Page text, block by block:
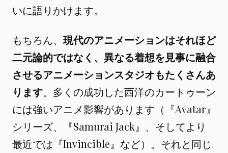
いに語りかけます。
もちろん、 現代のアニメーションはそれほど
二元論的ではなく、異なる着想を見事に融合
させるアニメーションスタジオもたくさんあ
ります。多くの成功した西洋のカートゥーン
には強いアニメ影響があります（『Avatar』
シリーズ、『Samurai Jack』、そしてより
最近では『Invincible』など）。それと同じ